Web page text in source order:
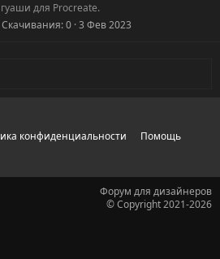
для Procreate.
Скачивания 0 3 Фев 2023
конфиденциальности
Помощь
Форум для дизайнеров
© Copyright 2021-2026